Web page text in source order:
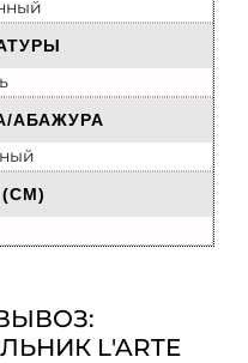
АБАЖУРА
L'ARTE